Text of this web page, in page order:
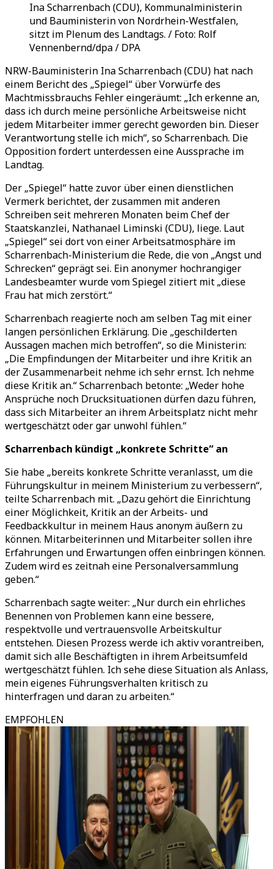
Ina Scharrenbach (CDU), Kommunalministerin
und Bauministerin von Nordrhein-Westfalen,
sitzt im Plenum des Landtags. / Foto: Rolf
Vennenbernd/dpa / DPA
NRW-Bauministerin Ina Scharrenbach (CDU) hat nach
einem Bericht des „Spiegel“ über Vorwürfe des
Machtmissbrauchs Fehler eingeräumt: „Ich erkenne an,
dass ich durch meine persönliche Arbeitsweise nicht
jedem Mitarbeiter immer gerecht geworden bin. Dieser
Verantwortung stelle ich mich“, so Scharrenbach. Die
Opposition fordert unterdessen eine Aussprache im
Landtag.
Der „Spiegel“ hatte zuvor über einen dienstlichen
Vermerk berichtet, der zusammen mit anderen
Schreiben seit mehreren Monaten beim Chef der
Staatskanzlei, Nathanael Liminski (CDU), liege. Laut
„Spiegel“ sei dort von einer Arbeitsatmosphäre im
Scharrenbach-Ministerium die Rede, die von „Angst und
Schrecken“ geprägt sei. Ein anonymer hochrangiger
Landesbeamter wurde vom Spiegel zitiert mit „diese
Frau hat mich zerstört.“
Scharrenbach reagierte noch am selben Tag mit einer
langen persönlichen Erklärung. Die „geschilderten
Aussagen machen mich betroffen“, so die Ministerin:
„Die Empfindungen der Mitarbeiter und ihre Kritik an
der Zusammenarbeit nehme ich sehr ernst. Ich nehme
diese Kritik an.“ Scharrenbach betonte: „Weder hohe
Ansprüche noch Drucksituationen dürfen dazu führen,
dass sich Mitarbeiter an ihrem Arbeitsplatz nicht mehr
wertgeschätzt oder gar unwohl fühlen.“
Scharrenbach kündigt „konkrete Schritte“ an
Sie habe „bereits konkrete Schritte veranlasst, um die
Führungskultur in meinem Ministerium zu verbessern“,
teilte Scharrenbach mit. „Dazu gehört die Einrichtung
einer Möglichkeit, Kritik an der Arbeits- und
Feedbackkultur in meinem Haus anonym äußern zu
können. Mitarbeiterinnen und Mitarbeiter sollen ihre
Erfahrungen und Erwartungen offen einbringen können.
Zudem wird es zeitnah eine Personalversammlung
geben.“
Scharrenbach sagte weiter: „Nur durch ein ehrliches
Benennen von Problemen kann eine bessere,
respektvolle und vertrauensvolle Arbeitskultur
entstehen. Diesen Prozess werde ich aktiv vorantreiben,
damit sich alle Beschäftigten in ihrem Arbeitsumfeld
wertgeschätzt fühlen. Ich sehe diese Situation als Anlass,
mein eigenes Führungsverhalten kritisch zu
hinterfragen und daran zu arbeiten.“
EMPFOHLEN